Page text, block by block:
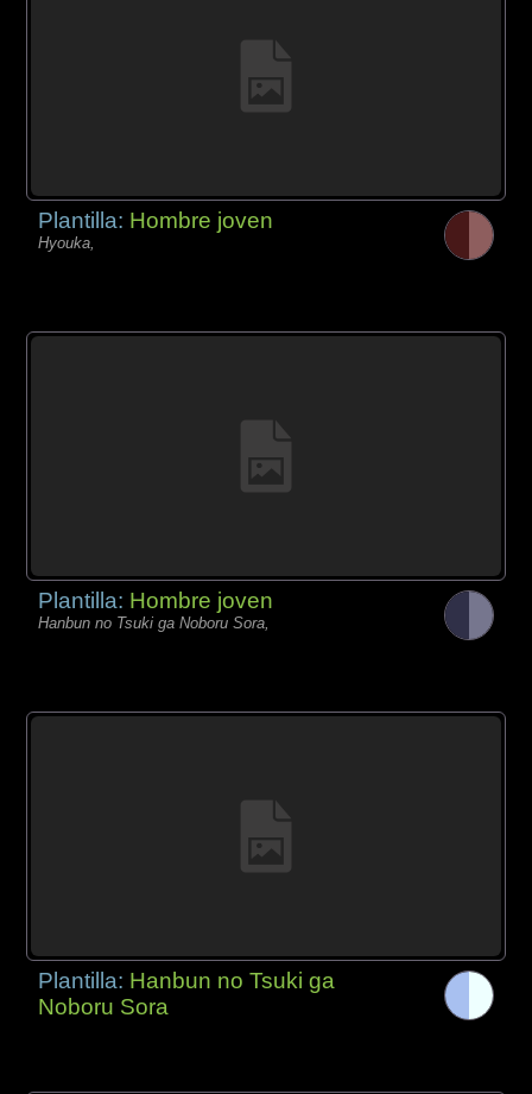
Plantilla: Hombre joven
Hyouka,
Plantilla: Hombre joven
Hanbun no Tsuki ga Noboru Sora,
Plantilla: Hanbun no Tsuki ga
Noboru Sora